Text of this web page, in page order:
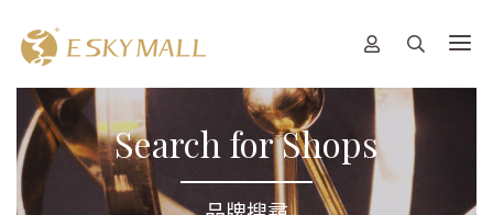
Search for Shops